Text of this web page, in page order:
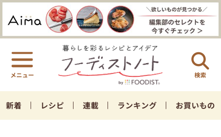
検索
新着 レシピ 連載 ランキング お買いもの